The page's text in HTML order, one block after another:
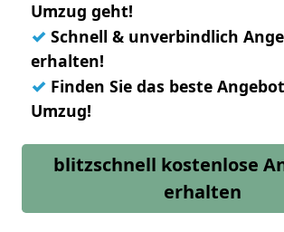
Umzug geht!
✓ Schnell & unverbindlich
erhalten!
✓ Finden Sie das beste
Umzug!
blitzschnell kostenlose
erhalten